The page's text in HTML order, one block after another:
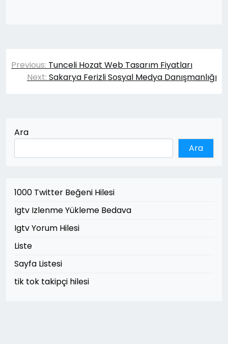
Yazı
gezinmesi
Previous: Tunceli Hozat Web Tasarım Fiyatları
Next: Sakarya Ferizli Sosyal Medya Danışmanlığı
Ara
Ara
1000 Twitter Beğeni Hilesi
Igtv Izlenme Yükleme Bedava
Igtv Yorum Hilesi
Liste
Sayfa Listesi
tik tok takipçi hilesi